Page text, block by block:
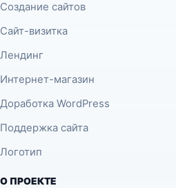
Создание сайтов
Сайт-визитка
Лендинг
Интернет-магазин
Доработка WordPress
Поддержка сайта
Логотип
О ПРОЕКТЕ